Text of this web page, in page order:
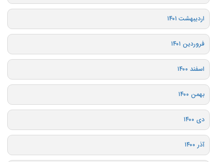
اردیبهشت ۱۴۰۱
فروردین ۱۴۰۱
اسفند ۱۴۰۰
بهمن ۱۴۰۰
دی ۱۴۰۰
آذر ۱۴۰۰